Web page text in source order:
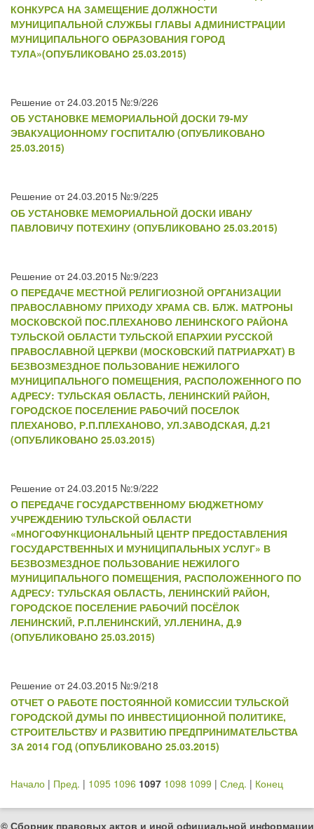
КОНКУРСА НА ЗАМЕЩЕНИЕ ДОЛЖНОСТИ
МУНИЦИПАЛЬНОЙ СЛУЖБЫ ГЛАВЫ АДМИНИСТРАЦИИ
МУНИЦИПАЛЬНОГО ОБРАЗОВАНИЯ ГОРОД
ТУЛА»(ОПУБЛИКОВАНО 25.03.2015)
Решение от 24.03.2015 №:9/226
ОБ УСТАНОВКЕ МЕМОРИАЛЬНОЙ ДОСКИ 79-МУ
ЭВАКУАЦИОННОМУ ГОСПИТАЛЮ (ОПУБЛИКОВАНО
25.03.2015)
Решение от 24.03.2015 №:9/225
ОБ УСТАНОВКЕ МЕМОРИАЛЬНОЙ ДОСКИ ИВАНУ
ПАВЛОВИЧУ ПОТЕХИНУ (ОПУБЛИКОВАНО 25.03.2015)
Решение от 24.03.2015 №:9/223
О ПЕРЕДАЧЕ МЕСТНОЙ РЕЛИГИОЗНОЙ ОРГАНИЗАЦИИ
ПРАВОСЛАВНОМУ ПРИХОДУ ХРАМА СВ. БЛЖ. МАТРОНЫ
МОСКОВСКОЙ ПОС.ПЛЕХАНОВО ЛЕНИНСКОГО РАЙОНА
ТУЛЬСКОЙ ОБЛАСТИ ТУЛЬСКОЙ ЕПАРХИИ РУССКОЙ
ПРАВОСЛАВНОЙ ЦЕРКВИ (МОСКОВСКИЙ ПАТРИАРХАТ) В
БЕЗВОЗМЕЗДНОЕ ПОЛЬЗОВАНИЕ НЕЖИЛОГО
МУНИЦИПАЛЬНОГО ПОМЕЩЕНИЯ, РАСПОЛОЖЕННОГО ПО
АДРЕСУ: ТУЛЬСКАЯ ОБЛАСТЬ, ЛЕНИНСКИЙ РАЙОН,
ГОРОДСКОЕ ПОСЕЛЕНИЕ РАБОЧИЙ ПОСЕЛОК
ПЛЕХАНОВО, Р.П.ПЛЕХАНОВО, УЛ.ЗАВОДСКАЯ, Д.21
(ОПУБЛИКОВАНО 25.03.2015)
Решение от 24.03.2015 №:9/222
О ПЕРЕДАЧЕ ГОСУДАРСТВЕННОМУ БЮДЖЕТНОМУ
УЧРЕЖДЕНИЮ ТУЛЬСКОЙ ОБЛАСТИ
«МНОГОФУНКЦИОНАЛЬНЫЙ ЦЕНТР ПРЕДОСТАВЛЕНИЯ
ГОСУДАРСТВЕННЫХ И МУНИЦИПАЛЬНЫХ УСЛУГ» В
БЕЗВОЗМЕЗДНОЕ ПОЛЬЗОВАНИЕ НЕЖИЛОГО
МУНИЦИПАЛЬНОГО ПОМЕЩЕНИЯ, РАСПОЛОЖЕННОГО ПО
АДРЕСУ: ТУЛЬСКАЯ ОБЛАСТЬ, ЛЕНИНСКИЙ РАЙОН,
ГОРОДСКОЕ ПОСЕЛЕНИЕ РАБОЧИЙ ПОСЁЛОК
ЛЕНИНСКИЙ, Р.П.ЛЕНИНСКИЙ, УЛ.ЛЕНИНА, Д.9
(ОПУБЛИКОВАНО 25.03.2015)
Решение от 24.03.2015 №:9/218
ОТЧЕТ О РАБОТЕ ПОСТОЯННОЙ КОМИССИИ ТУЛЬСКОЙ
ГОРОДСКОЙ ДУМЫ ПО ИНВЕСТИЦИОННОЙ ПОЛИТИКЕ,
СТРОИТЕЛЬСТВУ И РАЗВИТИЮ ПРЕДПРИНИМАТЕЛЬСТВА
ЗА 2014 ГОД (ОПУБЛИКОВАНО 25.03.2015)
Начало | Пред. | 1095 1096 1097 1098 1099 | След. | Конец
© Сборник правовых актов и иной официальной информации